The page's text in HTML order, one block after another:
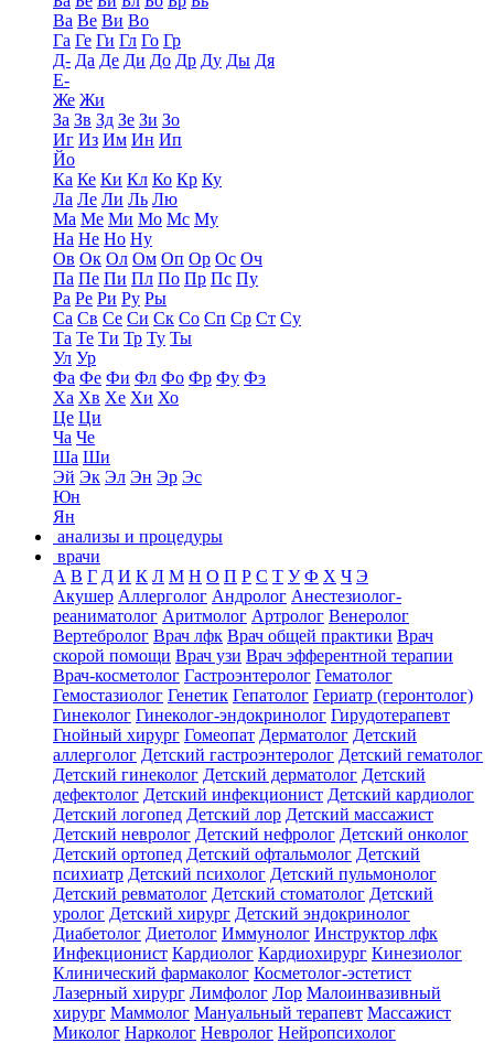
Ва Ве Ви Во
Га Ге Ги Гл Го Гр
Д- Да Де Ди До Др Ду Ды Дя
Е-
Же Жи
За Зв Зд Зе Зи Зо
Иг Из Им Ин Ип
Йо
Ка Ке Ки Кл Ко Кр Ку
Ла Ле Ли Ль Лю
Ма Ме Ми Мо Мс Му
На Не Но Ну
Ов Ок Ол Ом Оп Ор Ос Оч
Па Пе Пи Пл По Пр Пс Пу
Ра Ре Ри Ру Ры
Са Св Се Си Ск Со Сп Ср Ст Су
Та Те Ти Тр Ту Ты
Ул Ур
Фа Фе Фи Фл Фо Фр Фу Фэ
Ха Хв Хе Хи Хо
Це Ци
Ча Че
Ша Ши
Эй Эк Эл Эн Эр Эс
Юн
Ян
анализы и процедуры
врачи
А В Г Д И К Л М Н О П Р С Т У Ф Х Ч Э
Акушер Аллерголог Андролог Анестезиолог-
реаниматолог Аритмолог Артролог Венеролог
Вертебролог Врач лфк Врач общей практики Врач
скорой помощи Врач узи Врач эфферентной терапии
Врач-косметолог Гастроэнтеролог Гематолог
Гемостазиолог Генетик Гепатолог Гериатр (геронтолог)
Гинеколог Гинеколог-эндокринолог Гирудотерапевт
Гнойный хирург Гомеопат Дерматолог Детский
аллерголог Детский гастроэнтеролог Детский гематолог
Детский гинеколог Детский дерматолог Детский
дефектолог Детский инфекционист Детский кардиолог
Детский логопед Детский лор Детский массажист
Детский невролог Детский нефролог Детский онколог
Детский ортопед Детский офтальмолог Детский
психиатр Детский психолог Детский пульмонолог
Детский ревматолог Детский стоматолог Детский
уролог Детский хирург Детский эндокринолог
Диабетолог Диетолог Иммунолог Инструктор лфк
Инфекционист Кардиолог Кардиохирург Кинезиолог
Клинический фармаколог Косметолог-эстетист
Лазерный хирург Лимфолог Лор Малоинвазивный
хирург Маммолог Мануальный терапевт Массажист
Миколог Нарколог Невролог Нейропсихолог